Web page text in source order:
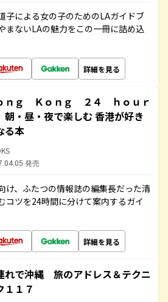
子による女の子のためのLAガイドブ
ないLAの魅力をこの一冊に詰め込
詳細を見る
ｎｇ Ｋｏｎｇ ２４ ｈｏｕｒ
・昼・夜で楽しむ 香港が好き
る本
発売
け、ふたつの情報誌の編集長だった清
コツを24時間に分けて案内するガイ
詳細を見る
れで沖縄 旅のアドレス＆テクニ
１１７